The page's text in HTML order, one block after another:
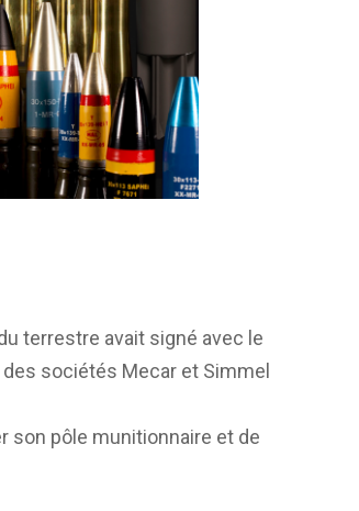
terrestre avait signé avec le
des sociétés Mecar et Simmel
son pôle munitionnaire et de